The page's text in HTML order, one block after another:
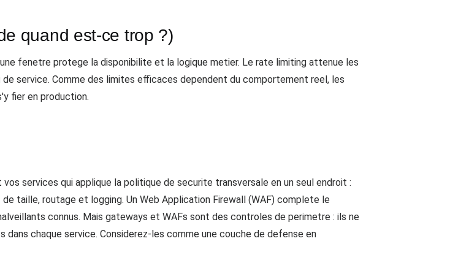
quand est-ce trop ?)
fenetre protege la disponibilite et la logique metier. Le rate limiting attenue les
service. Comme des limites efficaces dependent du comportement reel, les
fier en production.
services qui applique la politique de securite transversale en un seul endroit :
taille, routage et logging. Un Web Application Firewall (WAF) complete le
connus. Mais gateways et WAFs sont des controles de perimetre : ils ne
chaque service. Considerez-les comme une couche de defense en